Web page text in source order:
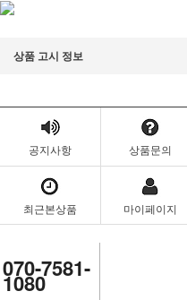
상품 고시 정보
공지사항 상품문의
최근본상품 마이페이지
070-7581-
1080